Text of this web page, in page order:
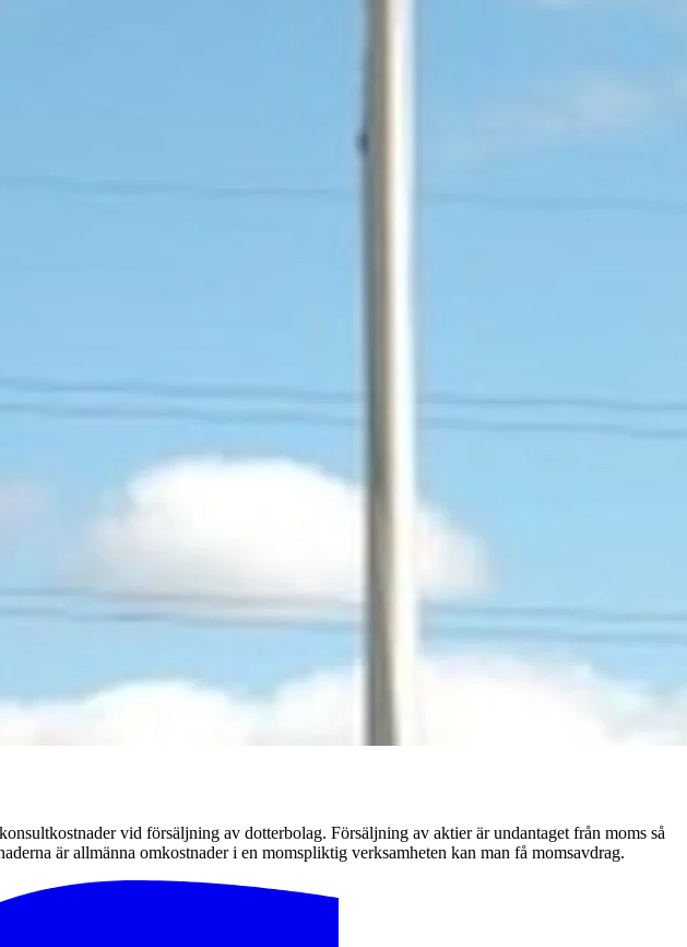
vid försäljning av dotterbolag. Försäljning av aktier är undantaget från moms så
är allmänna omkostnader i en momspliktig verksamheten kan man få momsavdrag.